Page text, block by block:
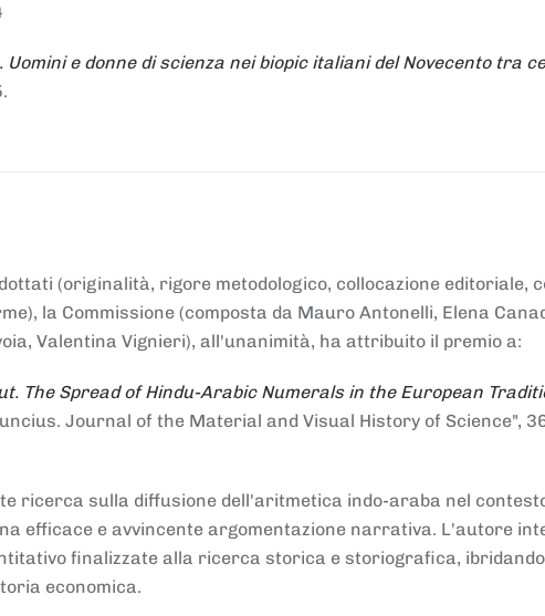
Uomini e donne di scienza nei biopic italiani del Novecento tra
(originalità, rigore metodologico, collocazione editoriale,
la Commissione (composta da Mauro Antonelli, Elena
Valentina Vignieri), all'unanimità, ha attribuito il premio a:
The Spread of Hindu-Arabic Numerals in the European
Journal of the Material and Visual History of Science",
ricerca sulla diffusione dell'aritmetica indo-araba nel
efficace e avvincente argomentazione narrativa. L'autore
finalizzate alla ricerca storica e storiografica,
economica.